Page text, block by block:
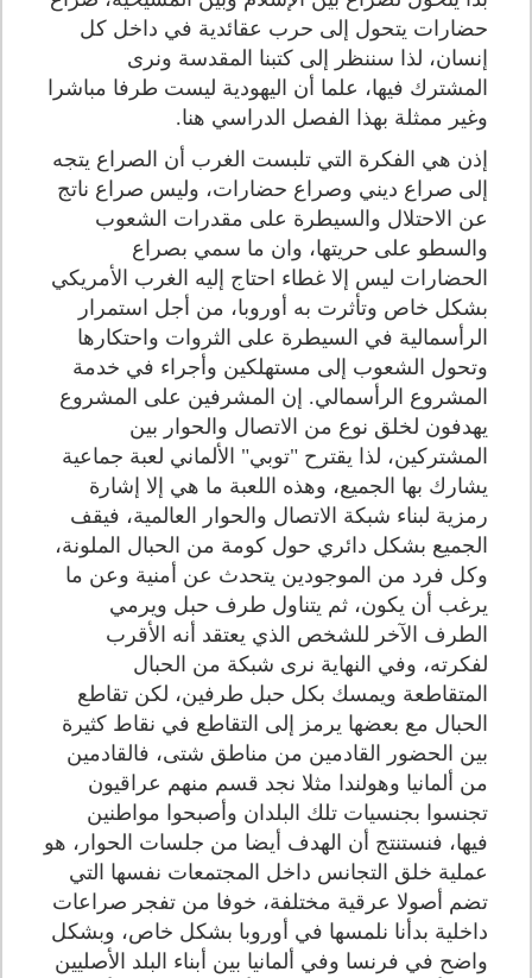
حضارات يتحول إلى حرب عقائدية في داخل كل
إنسان، لذا سننظر إلى كتبنا المقدسة ونرى
المشترك فيها، علما أن اليهودية ليست طرفا مباشرا
وغير ممثلة بهذا الفصل الدراسي هنا.
إذن هي الفكرة التي تلبست الغرب أن الصراع يتجه
إلى صراع ديني وصراع حضارات، وليس صراع ناتج
عن الاحتلال والسيطرة على مقدرات الشعوب
والسطو على حريتها، وان ما سمي بصراع
الحضارات ليس إلا غطاء احتاج إليه الغرب الأمريكي
بشكل خاص وتأثرت به أوروبا، من أجل استمرار
الرأسمالية في السيطرة على الثروات واحتكارها
وتحول الشعوب إلى مستهلكين وأجراء في خدمة
المشروع الرأسمالي. إن المشرفين على المشروع
يهدفون لخلق نوع من الاتصال والحوار بين
المشتركين، لذا يقترح "توبي" الألماني لعبة جماعية
يشارك بها الجميع، وهذه اللعبة ما هي إلا إشارة
رمزية لبناء شبكة الاتصال والحوار العالمية، فيقف
الجميع بشكل دائري حول كومة من الحبال الملونة،
وكل فرد من الموجودين يتحدث عن أمنية وعن ما
يرغب أن يكون، ثم يتناول طرف حبل ويرمي
الطرف الآخر للشخص الذي يعتقد أنه الأقرب
لفكرته، وفي النهاية نرى شبكة من الحبال
المتقاطعة ويمسك بكل حبل طرفين، لكن تقاطع
الحبال مع بعضها يرمز إلى التقاطع في نقاط كثيرة
بين الحضور القادمين من مناطق شتى، فالقادمين
من ألمانيا وهولندا مثلا نجد قسم منهم عراقيون
تجنسوا بجنسيات تلك البلدان وأصبحوا مواطنين
فيها، فنستنتج أن الهدف أيضا من جلسات الحوار، هو
عملية خلق التجانس داخل المجتمعات نفسها التي
تضم أصولا عرقية مختلفة، خوفا من تفجر صراعات
داخلية بدأنا نلمسها في أوروبا بشكل خاص، وبشكل
واضح في فرنسا وفي ألمانيا بين أبناء البلد الأصليين